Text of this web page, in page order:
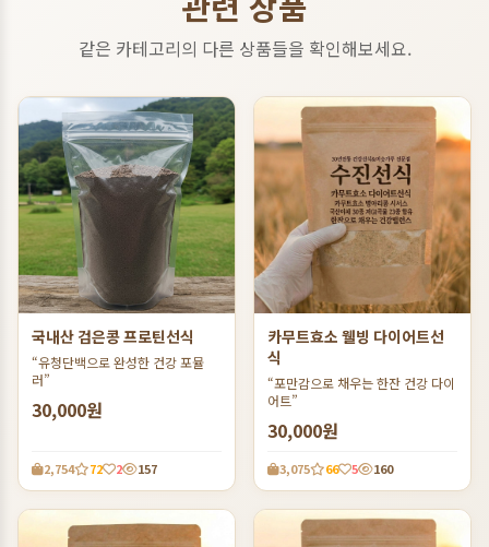
같은 카테고리의 다른 상품들을 확인해보세요.
국내산 검은콩 프로틴선식
“유청단백으로 완성한 건강 포뮬
러”
30,000원
2,754 72 2 157
카무트효소 웰빙 다이어트선
식
“포만감으로 채우는 한잔 건강 다이
어트”
30,000원
3,075 66 5 160